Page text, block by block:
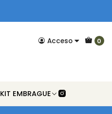
Acceso 0
KIT EMBRAGUE